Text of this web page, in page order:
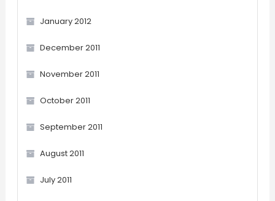
January 2012
December 2011
November 2011
October 2011
September 2011
August 2011
July 2011